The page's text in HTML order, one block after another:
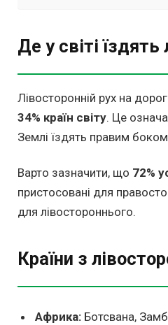
Де у світі
Лівосторонній рух на
34% країн світу. Це
Землі їздять правим
Варто зазначити, що 72%
пристосовані для
для лівостороннього.
Країни з
Африка: Ботсвана,